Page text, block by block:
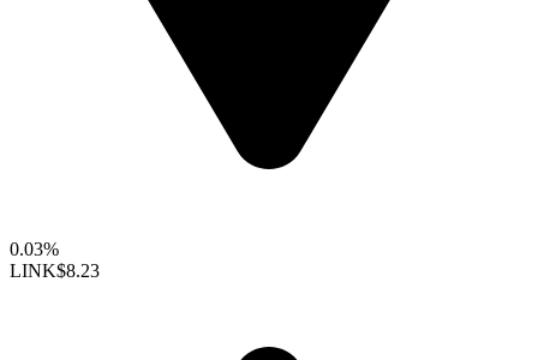
0.03%
LINK$8.23